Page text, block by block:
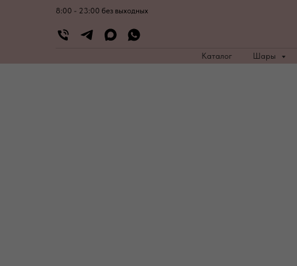
8:00 - 23:00 без выходных
Каталог Шары